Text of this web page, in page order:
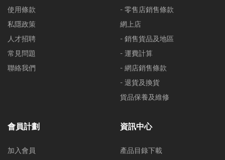
使用條款
私隱政策
人才招聘
常見問題
聯絡我們
- 零售店銷售條款
網上店
- 銷售貨品及地區
- 運費計算
- 網店銷售條款
- 退貨及換貨
貨品保養及維修
會員計劃
加入會員
資訊中心
產品目錄下載